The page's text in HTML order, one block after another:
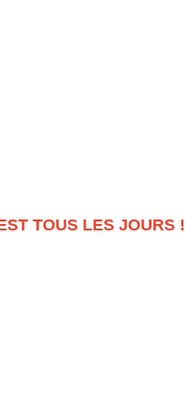
TOUS LES JOURS !